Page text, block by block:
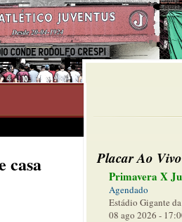
Placar Ao Vivo
Primavera X
Agendado
Estádio Gigante
08 ago 2026 -
casa